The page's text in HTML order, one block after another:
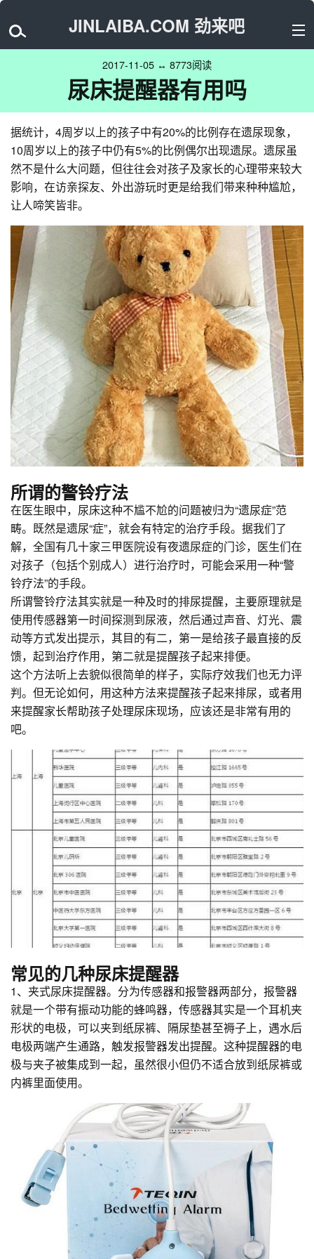
JINLAIBA.COM 劲来吧
2017-11-05 ↔ 8773阅读
尿床提醒器有用吗
据统计，4周岁以上的孩子中有20%的比例存在遗尿现象，
10周岁以上的孩子中仍有5%的比例偶尔出现遗尿。遗尿虽
然不是什么大问题，但往往会对孩子及家长的心理带来较大
影响，在访亲探友、外出游玩时更是给我们带来种种尴尬，
让人啼笑皆非。
所谓的警铃疗法
在医生眼中，尿床这种不尴不尬的问题被归为“遗尿症”范
畴。既然是遗尿“症”，就会有特定的治疗手段。据我们了
解，全国有几十家三甲医院设有夜遗尿症的门诊，医生们在
对孩子（包括个别成人）进行治疗时，可能会采用一种“警
铃疗法”的手段。
所谓警铃疗法其实就是一种及时的排尿提醒，主要原理就是
使用传感器第一时间探测到尿液，然后通过声音、灯光、震
动等方式发出提示，其目的有二，第一是给孩子最直接的反
馈，起到治疗作用，第二就是提醒孩子起来排便。
这个方法听上去貌似很简单的样子，实际疗效我们也无力评
判。但无论如何，用这种方法来提醒孩子起来排尿，或者用
来提醒家长帮助孩子处理尿床现场，应该还是非常有用的
吧。
常见的几种尿床提醒器
1、夹式尿床提醒器。分为传感器和报警器两部分，报警器
就是一个带有振动功能的蜂鸣器，传感器其实是一个耳机夹
形状的电极，可以夹到纸尿裤、隔尿垫甚至褥子上，遇水后
电极两端产生通路，触发报警器发出提醒。这种提醒器的电
极与夹子被集成到一起，虽然很小但仍不适合放到纸尿裤或
内裤里面使用。